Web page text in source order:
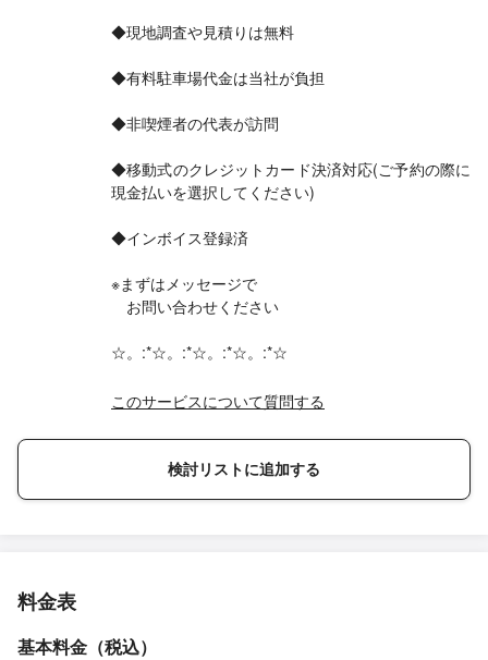
◆現地調査や見積りは無料
◆有料駐車場代金は当社が負担
◆非喫煙者の代表が訪問
◆移動式のクレジットカード決済対応(ご予約の際に
現金払いを選択してください)
◆インボイス登録済
※まずはメッセージで
お問い合わせください
☆。:*☆。:*☆。:*☆。:*☆
このサービスについて質問する
検討リストに追加する
料金表
基本料金（税込）